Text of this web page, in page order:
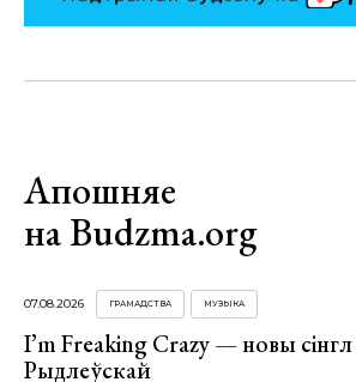
Апошняе
на Budzma.org
07.08.2026 ГРАМАДСТВА МУЗЫКА
I’m Freaking Crazy — новы сінгл
Рыдлеўскай